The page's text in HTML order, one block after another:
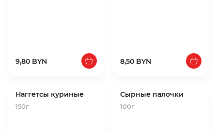
9,80 BYN 8,50 BYN
Наггетсы куриные
150г
Сырные палочки
100г